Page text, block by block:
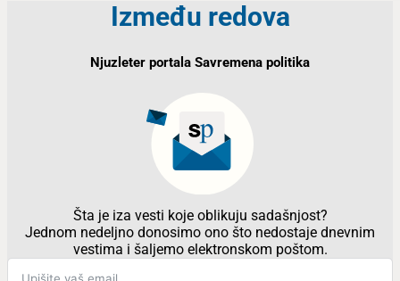
Između redova
Njuzleter portala Savremena politika
Šta je iza vesti koje oblikuju sadašnjost?
Jednom nedeljno donosimo ono što nedostaje dnevnim
vestima i šaljemo elektronskom poštom.